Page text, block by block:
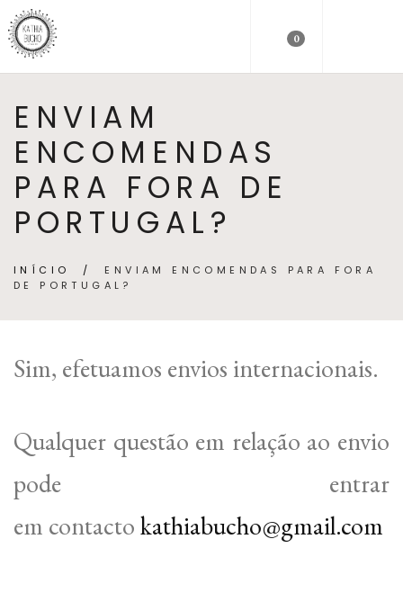
0
ENVIAM
ENCOMENDAS
PARA FORA DE
PORTUGAL?
INÍCIO / ENVIAM ENCOMENDAS PARA FORA
DE PORTUGAL?
Sim, efetuamos envios internacionais.
Qualquer questão em relação ao envio
pode entrar
em contactokathiabucho@gmail.com